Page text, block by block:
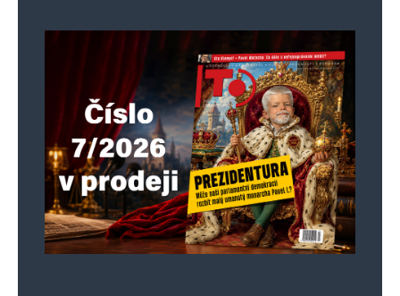
Uložit do prohlížeče jméno, e-mail a webovou stránku pro budoucí
Informujte mě o nových komentářích e-mailem.
Informujte mě o nových příspěvcích e-mailem.
Alternative: